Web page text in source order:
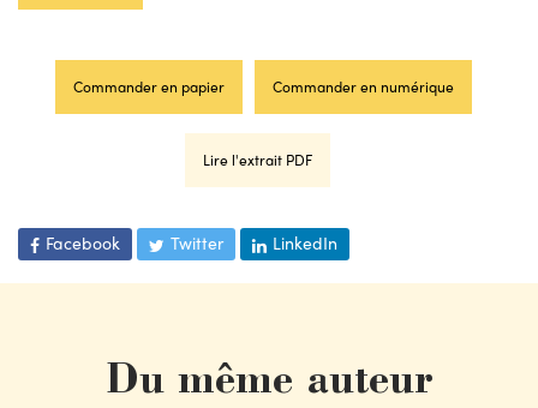
Commander en papier Commander en numérique
Lire l'extrait PDF
Facebook Twitter LinkedIn
Du même auteur